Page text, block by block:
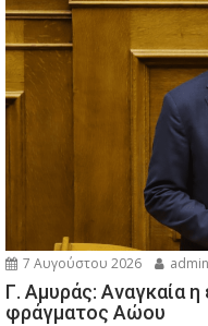
7 Αυγούστου 2026
Γ. Αμυράς: Αναγκαία
φράγματος Αώου